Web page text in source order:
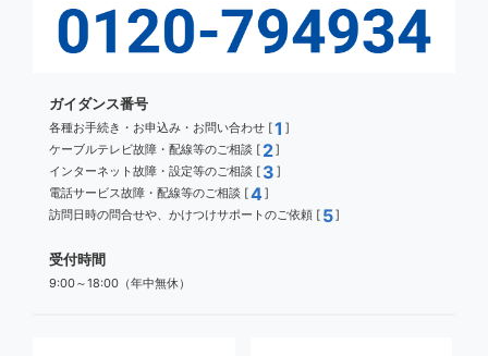
ガイダンス番号
各種お手続き・お申込み・お問い合わせ [1 ]
ケーブルテレビ故障・配線等のご相談 [ 2]
インターネット故障・設定等のご相談 [ 3 ]
電話サービス故障・配線等のご相談 [4]
訪問日時の問合せや、かけつけサポートのご依頼 [ 5]
受付時間
9:00～18:00（年中無休）